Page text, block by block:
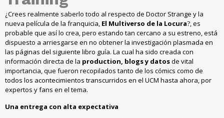
¿Crees realmente saberlo todo al respecto de Doctor Strange y la
nueva película de la franquicia, El Multiverso de la Locura?, es
probable que así lo crea, pero estando tan cercano a su estreno, está
dispuesto a arriesgarse en no obtener la investigación plasmada en
las páginas del siguiente libro guía. La cual ha sido creada con
información directa de la production, blogs y datosde vital
importancia, que fueron recopilados tanto de los cómics como de
todos los acontecimientos transcurridos en el UCM hasta ahora, por
expertos y fans en el tema.
Una entrega con alta expectativa